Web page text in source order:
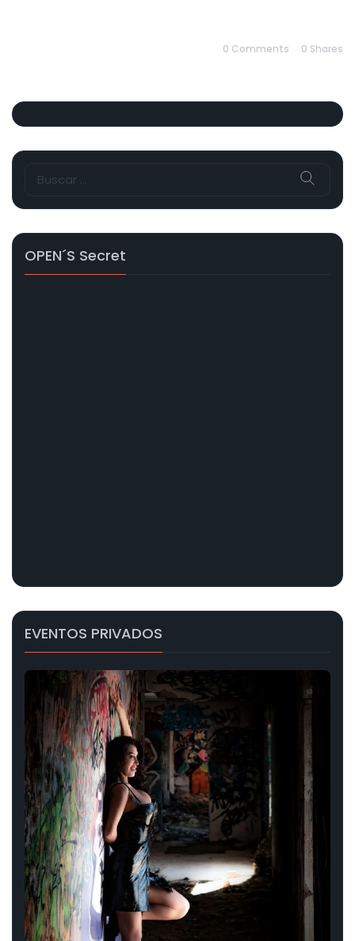
0 Comments 0 Shares
OPEN´s Secret
EVENTOS PRIVADOS